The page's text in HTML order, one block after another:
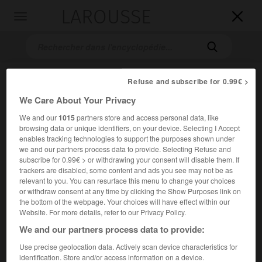


Accueil> Encyclopédie [personnage]>Guido Westerwelle
GuidoWesterwelle
Homme politique allemand (Bad Honnef, Rhénanie-du-
Nord-Westphalie, 1961-Cologne 2016).
Refuse and subscribe for 0.99€ >
We Care About Your Privacy
We and our1015partners store and access personal data, like
browsing data or unique identifiers, on your device. Selecting I Accept
enables tracking technologies to support the purposes shown under
we and our partners process data to provide. Selecting Refuse and
subscribe for 0.99€ > or withdrawing your consent will disable them. If
trackers are disabled, some content and ads you see may not be as
relevant to you. You can resurface this menu to change your choices
or withdraw consent at any time by clicking the Show Purposes link on
the bottom of the webpage. Your choices will have effect within our
Website. For more details, refer to our Privacy Policy.
We and our partners process data to provide:
Use precise geolocation data. Actively scan device characteristics for
identification. Store and/or access information on a device.